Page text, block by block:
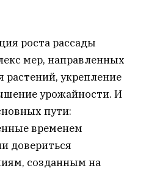
роста рассады
мер, направленных
растений, укрепление
урожайности. И
пути:
временем
довериться
созданным на